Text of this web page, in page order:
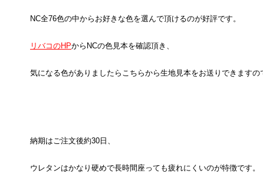
NC全76色の中からお好きな色を選んで頂けるのが好評です。
リバコのHPからNCの色見本を確認頂き、
気になる色がありましたらこちらから生地見本をお送りできますの
納期はご注文後約30日、
ウレタンはかなり硬めで長時間座っても疲れにくいのが特徴です。